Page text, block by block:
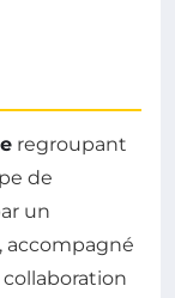
regroupant
de
un
accompagné